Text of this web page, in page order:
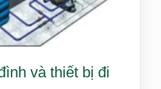
và thiết bị đi